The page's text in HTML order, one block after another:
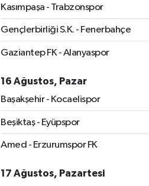
Kasımpaşa - Trabzonspor
Gençlerbirliği S.K. - Fenerbahçe
Gaziantep FK - Alanyaspor
16 Ağustos, Pazar
Başakşehir - Kocaelispor
Beşiktaş - Eyüpspor
Amed - Erzurumspor FK
17 Ağustos, Pazartesi